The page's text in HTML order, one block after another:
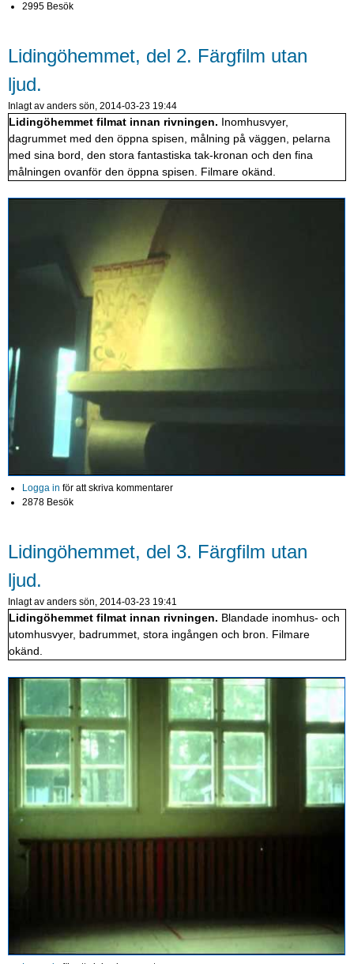
2995 Besök
Lidingöhemmet, del 2. Färgfilm utan
ljud.
Inlagt av anders sön, 2014-03-23 19:44
Lidingöhemmet filmat innan rivningen. Inomhusvyer,
dagrummet med den öppna spisen, målning på väggen, pelarna
med sina bord, den stora fantastiska tak-kronan och den fina
målningen ovanför den öppna spisen. Filmare okänd.
Logga in för att skriva kommentarer
2878 Besök
Lidingöhemmet, del 3. Färgfilm utan
ljud.
Inlagt av anders sön, 2014-03-23 19:41
Lidingöhemmet filmat innan rivningen. Blandade inomhus- och
utomhusvyer, badrummet, stora ingången och bron. Filmare
okänd.